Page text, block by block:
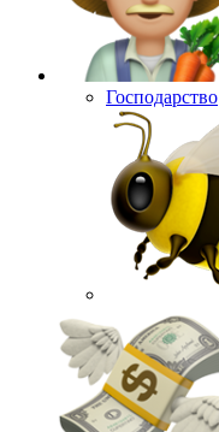
Господарство